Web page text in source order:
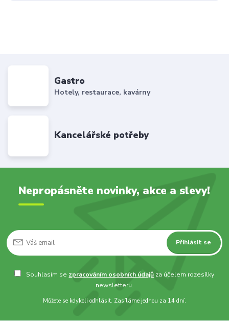
Gastro
Hotely, restaurace, kavárny
Kancelářské potřeby
Nepropásněte novinky, akce a slevy!
Přihlásit se
Souhlasím se zpracováním osobních údajů za účelem rozesílky
newsletteru.
Můžete se kdykoli odhlásit. Zasíláme jednou za 14 dní.